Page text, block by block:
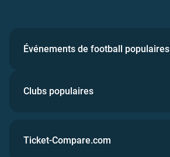
Événements de football populaires
Clubs populaires
Ticket-Compare.com